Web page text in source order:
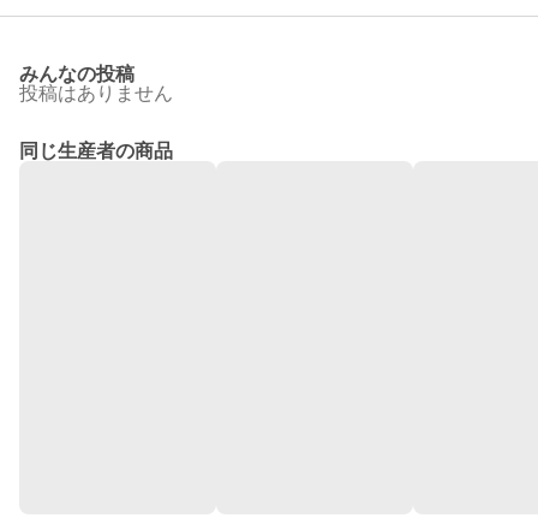
みんなの投稿
投稿はありません
同じ生産者の商品